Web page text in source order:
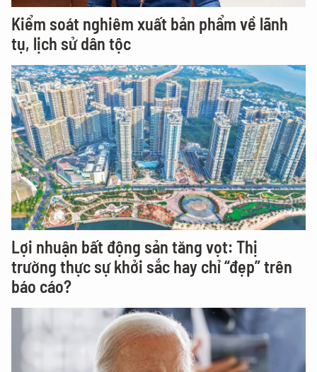
Kiểm soát nghiêm xuất bản phẩm về lãnh
tụ, lịch sử dân tộc
Lợi nhuận bất động sản tăng vọt: Thị
trường thực sự khởi sắc hay chỉ “đẹp” trên
báo cáo?